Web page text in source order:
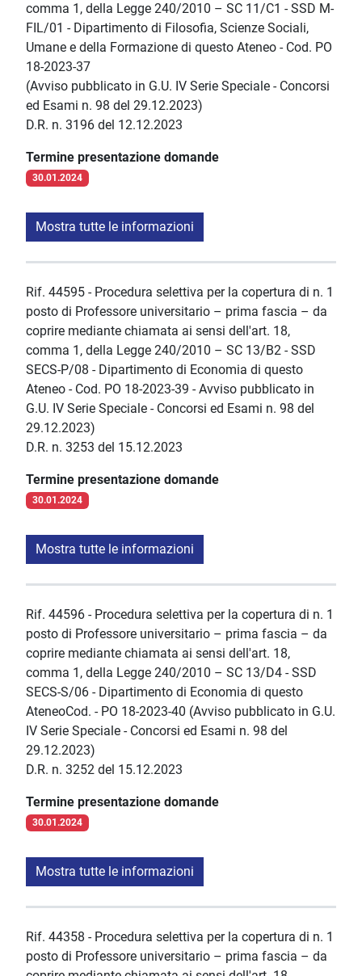
comma 1, della Legge 240/2010 – SC 11/C1 - SSD M-
FIL/01 - Dipartimento di Filosofia, Scienze Sociali,
Umane e della Formazione di questo Ateneo - Cod. PO
18-2023-37
(Avviso pubblicato in G.U. IV Serie Speciale - Concorsi
ed Esami n. 98 del 29.12.2023)
D.R. n. 3196 del 12.12.2023
Termine presentazione domande
30.01.2024
Mostra tutte le informazioni
Rif. 44595 - Procedura selettiva per la copertura di n. 1
posto di Professore universitario – prima fascia – da
coprire mediante chiamata ai sensi dell'art. 18,
comma 1, della Legge 240/2010 – SC 13/B2 - SSD
SECS-P/08 - Dipartimento di Economia di questo
Ateneo - Cod. PO 18-2023-39 - Avviso pubblicato in
G.U. IV Serie Speciale - Concorsi ed Esami n. 98 del
29.12.2023)
D.R. n. 3253 del 15.12.2023
Termine presentazione domande
30.01.2024
Mostra tutte le informazioni
Rif. 44596 - Procedura selettiva per la copertura di n. 1
posto di Professore universitario – prima fascia – da
coprire mediante chiamata ai sensi dell'art. 18,
comma 1, della Legge 240/2010 – SC 13/D4 - SSD
SECS-S/06 - Dipartimento di Economia di questo
AteneoCod. - PO 18-2023-40 (Avviso pubblicato in G.U.
IV Serie Speciale - Concorsi ed Esami n. 98 del
29.12.2023)
D.R. n. 3252 del 15.12.2023
Termine presentazione domande
30.01.2024
Mostra tutte le informazioni
Rif. 44358 - Procedura selettiva per la copertura di n. 1
posto di Professore universitario – prima fascia – da